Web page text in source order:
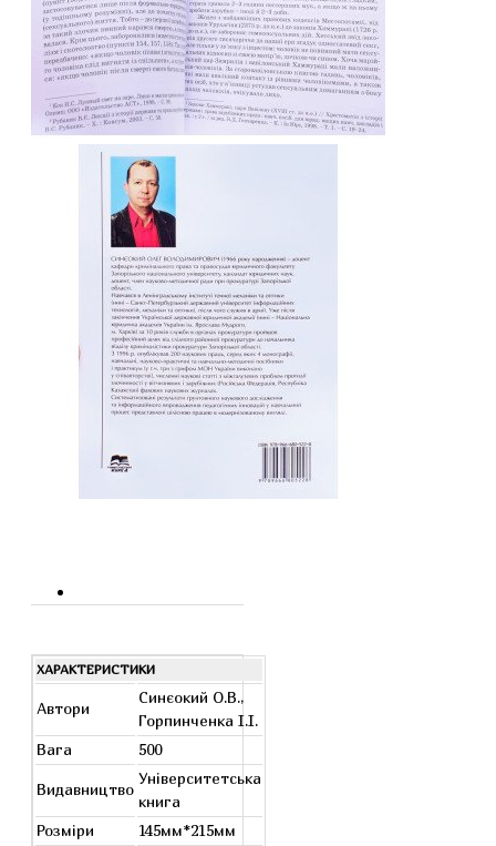
ХАРАКТЕРИСТИКИ
Автори
Синєокий О.В.,
Горпинченка І.І.
Вага
500
Видавництво
Університетська
книга
Розміри
145мм*215мм